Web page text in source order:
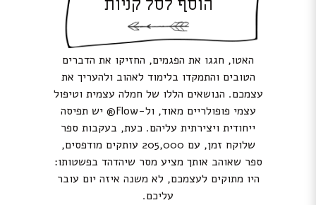
האטו, חגגו את הפגמים, החזיקו את הדברים
הטובים והתמקדו בלימוד לאהוב ולהעריך את
עצמכם. הנושאים הללו של חמלה עצמית וטיפול
עצמי פופולריים מאוד, ול-Flow® יש תפיסה
ייחודית ויצירתית עליהם. כעת, בעקבות ספר
שלוקח זמן, עם 205,000 עותקים מודפסים,
ספר שאוהב אותך מציע מסר שיהדהד בפשטותו:
היו מתוקים לעצמכם, לא משנה איזה יום עובר
עליכם.